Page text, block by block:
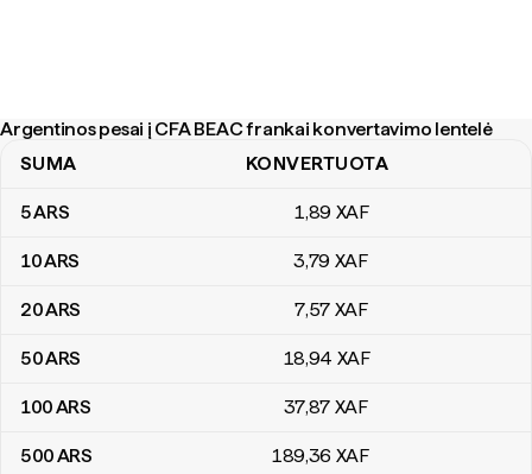
Argentinos pesai į CFA BEAC frankai konvertavimo lentelė
Argentinos pesai į CFA BEAC frankai konvertavimo lentelė
SUMA KONVERTUOTA
5ARS 1,89 XAF
10ARS 3,79 XAF
20ARS 7,57 XAF
50ARS 18,94 XAF
100ARS 37,87 XAF
500ARS 189,36 XAF